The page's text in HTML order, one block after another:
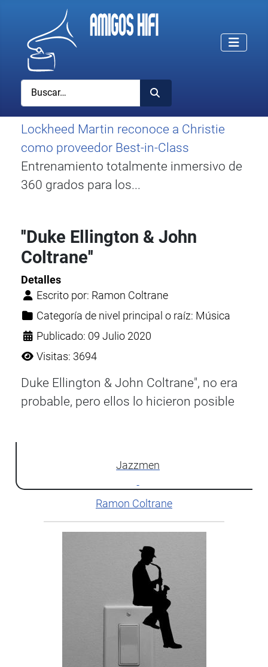
Buscar
Lockheed Martin reconoce a Christie
como proveedor Best-in-Class
Entrenamiento totalmente inmersivo de
360 grados para los...
''Duke Ellington & John
Coltrane''
Detalles
Escrito por: Ramon Coltrane
Categoría de nivel principal o raíz: Música
Publicado: 09 Julio 2020
Visitas: 3694
Duke Ellington & John Coltrane", no era
probable, pero ellos lo hicieron posible
Jazzmen
Ramon Coltrane